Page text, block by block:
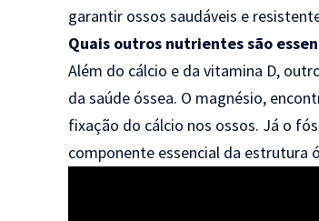
garantir ossos saudáveis e
Quais outros nutrientes são
Além do cálcio e da vitamina D,
da saúde óssea. O magnésio,
fixação do cálcio nos ossos. Já o
componente essencial da estrutura